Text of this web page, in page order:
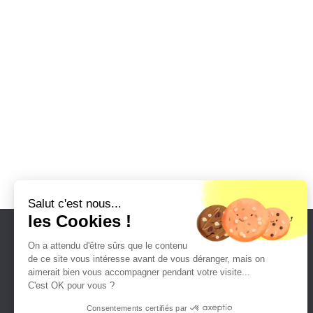
Nos solutions
Accueil
Solutions
Salut c'est nous...
les Cookies !
On a attendu d'être sûrs que le contenu
de ce site vous intéresse avant de vous déranger, mais on
aimerait bien vous accompagner pendant votre visite...
C'est OK pour vous ?
Consentements certifiés par